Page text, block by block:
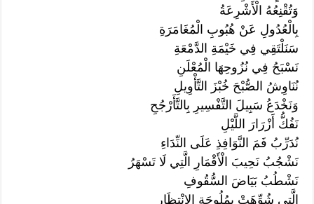
وَتُقْنِعُهُ الْأَشْرِعَةُ
بِالْعُدُولِ عَنْ هُبُوبِ الْمُغَامَرَةِ
سَنَلْتَقِي فِي خَيْمَةِ الدَّمْعَةِ
نَسْبَحُ فِي نُزُوحِهَا الْمُعْلَنِ
نُنَاوِشُ الصُّبْحَ خُبْزَ التَّأْوِيلِ
وَنَخْدَعُ سَبِيلَ التَّفْسِيرِ بِالتَّأَرْجُحِ
نَفُكُّ أَزْرَارَ اللَّيْلِ
نُدَرِّبُ فَمَ النَّوَافِذِ عَلَى النِّدَاءِ
نَشْجُبُ نَحِيبَ الْأَقْمَارِ الَّتِي لَا تَسْهَرُ
نَشْطُبُ بَيَاضَ السُّقُوفِ
الَّتِي شُوِّهَتْ بِمُلُوحَةِ الِانْتِظَارِ